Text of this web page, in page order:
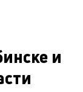
990 руб.
150 руб.
и